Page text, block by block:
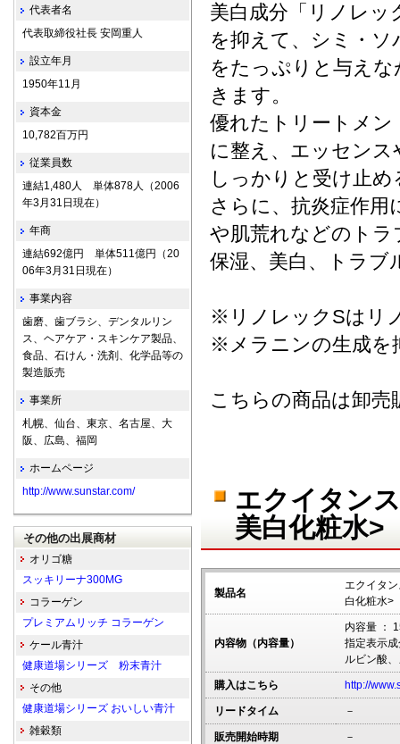
美白成分「リノレッ
を抑えて、シミ・
をたっぷりと与え
きます。
優れたトリートメ
に整え、エッセン
しっかりと受け止め
さらに、抗炎症作
や肌荒れなどのト
保湿、美白、トラブ
※リノレックSはリ
※メラニンの生成を
こちらの商品は卸
エクイタン
美白化粧水
製品名
エクイタ
白化粧水>
内容物（内容量）
内容量 ：
指定表示
ルビン酸
購入はこちら http://
リードタイム －
販売開始時期 －
代表者名
代表取締役社長 安岡重人
設立年月
1950年11月
資本金
10,782百万円
従業員数
連結1,480人 単体878人（2006
年3月31日現在）
年商
連結692億円 単体511億円（20
06年3月31日現在）
事業内容
歯磨、歯ブラシ、デンタルリン
ス、ヘアケア・スキンケア製品、
食品、石けん・洗剤、化学品等の
製造販売
事業所
札幌、仙台、東京、名古屋、大
阪、広島、福岡
ホームページ
http://www.sunstar.com/
その他の出展商材
オリゴ糖
スッキリーナ300MG
コラーゲン
プレミアムリッチ コラーゲン
ケール青汁
健康道場シリーズ 粉末青汁
その他
健康道場シリーズ おいしい青汁
雑穀類